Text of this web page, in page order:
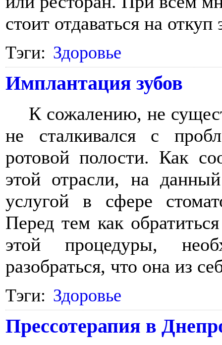
стоит отдаваться на
Тэги: Здоровье
Имплантация зубов
К сожалению, не
не сталкивался с
ротовой полости. Как
этой отрасли, на
услугой в сфере
Перед тем как
этой процедуры,
разобраться, что она из
Тэги: Здоровье
Прессотерапия в